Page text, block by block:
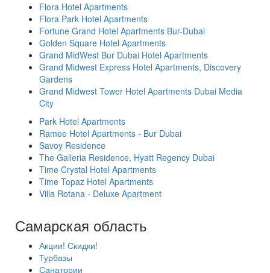
Flora Hotel Apartments
Flora Park Hotel Apartments
Fortune Grand Hotel Apartments Bur-Dubai
Golden Square Hotel Apartments
Grand MidWest Bur Dubai Hotel Apartments
Grand Midwest Express Hotel Apartments, Discovery
Gardens
Grand Midwest Tower Hotel Apartments Dubai Media
City
Park Hotel Apartments
Ramee Hotel Apartments - Bur Dubai
Savoy Residence
The Galleria Residence, Hyatt Regency Dubai
Time Crystal Hotel Apartments
Time Topaz Hotel Apartments
Villa Rotana - Deluxe Apartment
Самарская область
Акции! Скидки!
Турбазы
Санатории